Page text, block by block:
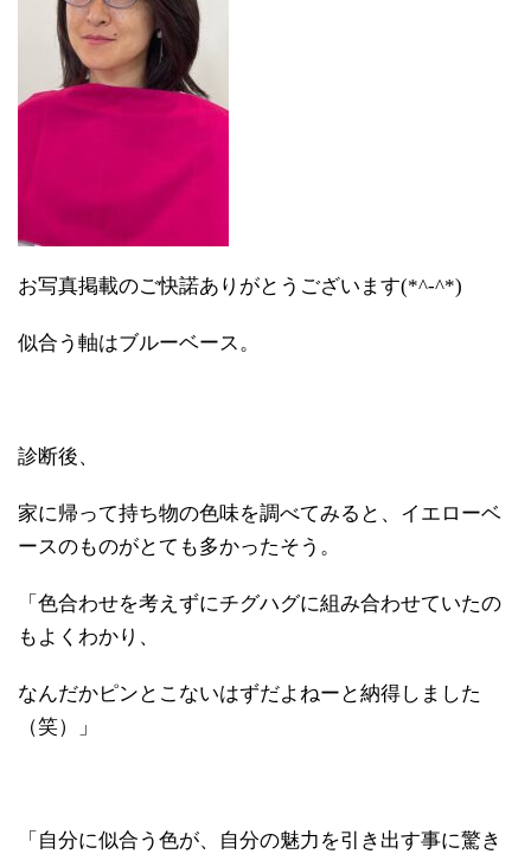
お写真掲載のご快諾ありがとうございます(*^-^*)
似合う軸はブルーベース。
診断後、
家に帰って持ち物の色味を調べてみると、イエローベ
ースのものがとても多かったそう。
「色合わせを考えずにチグハグに組み合わせていたの
もよくわかり、
なんだかピンとこないはずだよねーと納得しました
（笑）」
「自分に似合う色が、自分の魅力を引き出す事に驚き